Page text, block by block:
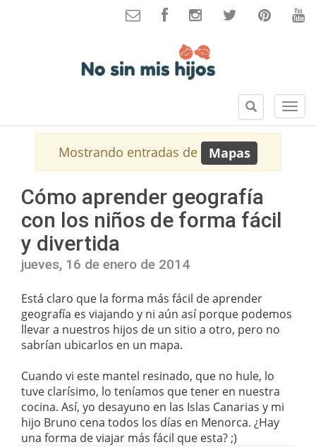
S
e
B
u
s
c
a
Mostrando entradas de Mapas
Cómo aprender geografía
con los niños de forma fácil
y divertida
jueves, 16 de enero de 2014
Está claro que la forma más fácil de aprender
geografía es viajando y ni aún así porque podemos
llevar a nuestros hijos de un sitio a otro, pero no
sabrían ubicarlos en un mapa.
Cuando vi este mantel resinado, que no hule, lo
tuve clarísimo, lo teníamos que tener en nuestra
cocina. Así, yo desayuno en las Islas Canarias y mi
hijo Bruno cena todos los días en Menorca. ¿Hay
una forma de viajar más fácil que esta? ;)